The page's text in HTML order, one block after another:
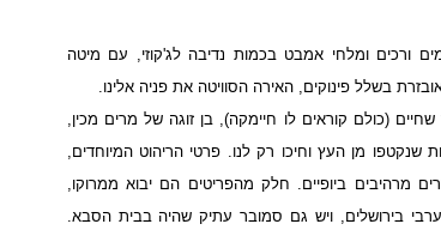
ורכים ומלחי אמבט בכמות נדיבה לג'קוזי, עם מיטה
בשלל פינוקים, האירה הסוויטה את פניה אלינו.
(כולם קוראים לו חיימקה), בן זוגה של מרים מכין,
שנקטפו מן העץ וחיכו רק לנו. פרטי הריהוט המיוחדים,
מרהיבים ביופיים. חלק מהפריטים הם יבוא ממרוקו,
בירושלים, ויש גם סמובר עתיק שהיה בבית הסבא.